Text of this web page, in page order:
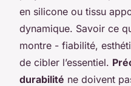
en silicone ou tissu
dynamique. Savoir ce
montre - fiabilité,
de cibler l’essentiel.
durabilité ne doivent